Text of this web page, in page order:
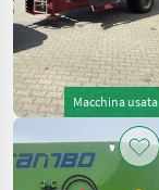
Macchina usata